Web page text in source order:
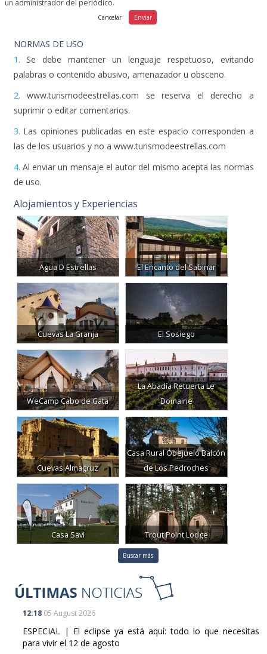
un administrador del periódico.
NORMAS DE USO
1. Se debe mantener un lenguaje respetuoso, evitando
palabras o contenido abusivo, amenazador u obsceno.
2. www.turismodeestrellas.com se reserva el derecho a
suprimir o editar comentarios.
3. Las opiniones publicadas en este espacio corresponden a
las de los usuarios y no a www.turismodeestrellas.com
4. Al enviar un mensaje el autor del mismo acepta las normas
de uso.
Alojamientos y Experiencias
Agua D Estrellas El Encanto del Sabinar
Cuevas La Granja El Sosiego
WeCamp Cabo de Gata
La Abadía Retuerta Le
Domaine
Cuevas Almagruz
Casa Rural Obejuelo Balcón
de Los Pedroches
Casa Savi Trout Point Lodge
Buscar más
12:18 05 August 2026
ESPECIAL | El eclipse ya está aquí: todo lo que necesitas
para vivir el 12 de agosto